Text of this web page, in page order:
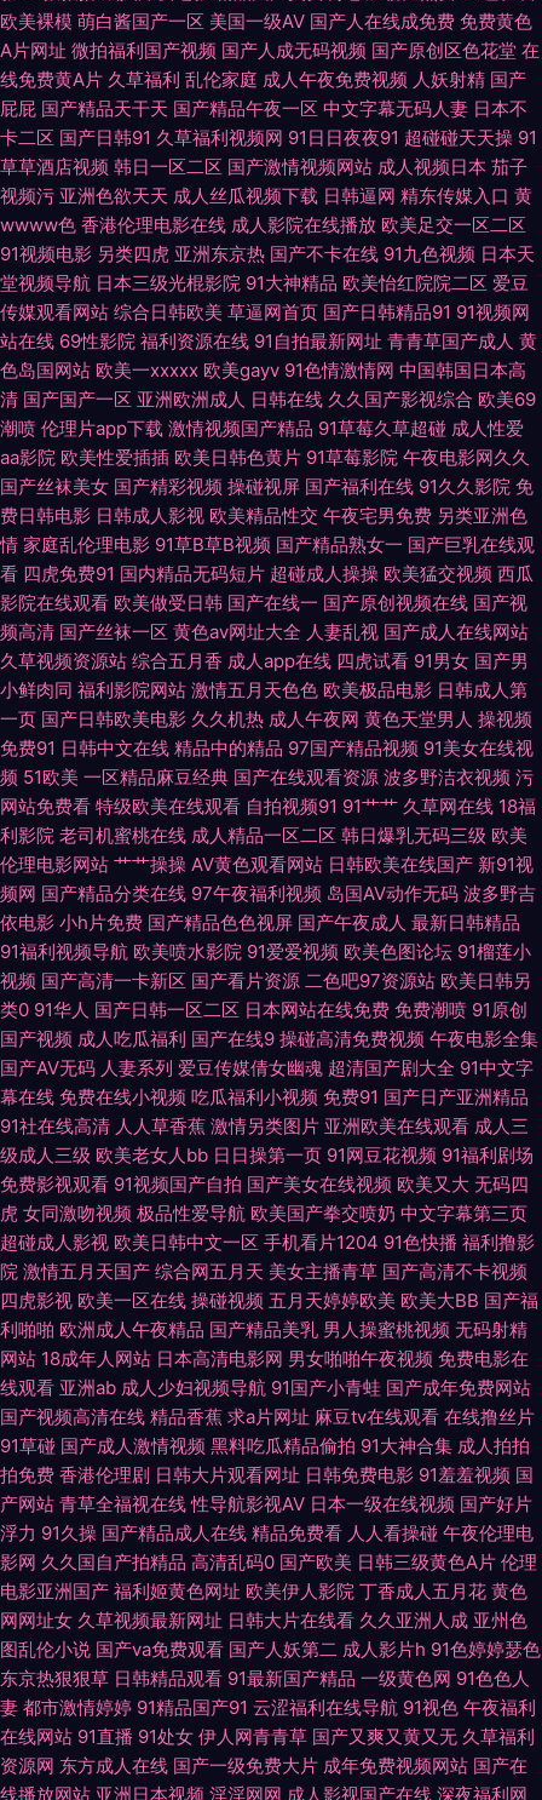
天最新av资源网 在线婷婷成人伊人 国产免费一区 色色下载 超碰av女士 国产
极品TS 九九热羞羞 色导航 亚洲黄色免费视频 08影院在线 w亚洲欧美精品
国产片自拍 人人色人人黄 香蕉tv 最新天天操夜夜撸av 豆花视频吃瓜 久久黄
网海角伦理精品免费 久久嫩草 亚洲人人91传媒久久久 91区国产 青青草导航
日日插日日骑 香港网址导航 中文字幕波多野 91性情软件 久久 青草视频在线
看 日韩三驹网址 亚欧黄色视频 最新色吊丝 久草精品www 人人操屄色婷婷
大香绝 日韩欧美国内 五月婷婷开心网 91视频观看网站 www色偷偷 国产第
14页 久久久九九精品 欧美专区 伊人av激情网 91青娱乐在线直播 sss欧美视
频 大香蕉超碰99 人人爱人人夹 色撸撸综合网站 亚洲国产剧情 中文字幕第2
页 91在线观看玖玖 国产久久草 免费观看肏 人人人操操操日韩 色中色网址入
口 91国精产品自 俺去搞俺去也 国产一区二区网址 乱丝袜伦 人人操人人舔人
人妻 亚韩精品 91狼人社 爱婷婷影院 东京热资源站 久草福利导航 日韩精品入
口专区 亚洲午夜影视 91妈妈网调教 DVD人人爽人人添人人乐 免费韩国 日韩
擦擦人妻AV 五月婷婷超碰 长泽奈央种子 白丝喷水一区 国产毛片网 蜜桃羞羞
91 日本狠狠色 无码卡一 69精品网站 AV性福导航 福利姬午夜桃色 久久国产
视频爽片 人人操人人妇 午夜剧场影院宅男 91网站在线浏览 超碰在线人妻不
卡 人人操人人操人人妻 亚洲国产在 91在线播放蜜桃 超碰人妻人人玩人人爱
人人超碰人人人人人 亚洲一区二区av 亚洲人成无码网www 青青草精品在线
神马电影网伦理 69久久精品人人操人妻人人玩 成人AV色色 日韩a级一片 91
超碰人人 超碰疯狂干 美女搞黄 色情微电影 野花西瓜影院 av人人操人人操
国产白拍第51页 免费黄色av操逼麻豆网站麻豆 午夜无码八区 成人融淫网 老
司机777黄色网 日韩社区 2026国产毛片 超碰人操人 精品伊人久久久久久久
艹 日本A级片中文字幕 91瑟瑟 精品伊伊人 人人AV资源 香蕉app高清 91猫先
生在线 肏屄在线看 久久cccc 人人人人射 神马午夜电影 91超碰人人操人人
摸 欧洲成品大片 五月色情 影院在线 97在线视频欧洲 国产精品自拍一二三四
九色 蜜桃视频网址导航 日本高清色 天美精品视频在线观看 大香蕉青草原 麻
豆91国产传媒 日韩免费播放 在线变态另类 97国语精品自 超碰人人草人妻97
精品福利探花 欧美老女人另类 日本乱淫 成人国产精品天天操午夜视频 涩涩
久综合 惊艳妩媚内衣模特妩媚写真 欧美乱性网址 国产伪娘91 91人人sp 五月
丁香操逼网 青春草在线播放 狼狼色色综合网站 第一福利视频 91蜜桃黑人人
欧美裸模 萌白酱国产一区 美国一级AV 国产人在线成免费 免费黄色
A片网址 微拍福利国产视频 国产人成无码视频 国产原创区色花堂 在
线免费黄A片 久草福利 乱伦家庭 成人午夜免费视频 人妖射精 国产
屁屁 国产精品天干天 国产精品午夜一区 中文字幕无码人妻 日本不
卡二区 国产日韩91 久草福利视频网 91日日夜夜91 超碰碰天天操 91
草草酒店视频 韩日一区二区 国产激情视频网站 成人视频日本 茄子
视频污 亚洲色欲天天 成人丝瓜视频下载 日韩逼网 精东传媒入口 黄
wwww色 香港伦理电影在线 成人影院在线播放 欧美足交一区二区
91视频电影 另类四虎 亚洲东京热 国产不卡在线 91九色视频 日本天
堂视频导航 日本三级光棍影院 91大神精品 欧美怡红院院二区 爱豆
传媒观看网站 综合日韩欧美 草逼网首页 国产日韩精品91 91视频网
站在线 69性影院 福利资源在线 91自拍最新网址 青青草国产成人 黄
色岛国网站 欧美一xxxxx 欧美gayv 91色情激情网 中国韩国日本高
清 国产国产一区 亚洲欧洲成人 日韩在线 久久国产影视综合 欧美69
潮喷 伦理片app下载 激情视频国产精品 91草莓久草超碰 成人性爱
aa影院 欧美性爱插插 欧美日韩色黄片 91草莓影院 午夜电影网久久
国产丝袜美女 国产精彩视频 操碰视屏 国产福利在线 91久久影院 免
费日韩电影 日韩成人影视 欧美精品性交 午夜宅男免费 另类亚洲色
情 家庭乱伦理电影 91草B草B视频 国产精品熟女一 国产巨乳在线观
看 四虎免费91 国内精品无码短片 超碰成人操操 欧美猛交视频 西瓜
影院在线观看 欧美做受日韩 国产在线一 国产原创视频在线 国产视
频高清 国产丝袜一区 黄色av网址大全 人妻乱视 国产成人在线网站
久草视频资源站 综合五月香 成人app在线 四虎试看 91男女 国产男
小鲜肉同 福利影院网站 激情五月天色色 欧美极品电影 日韩成人第
一页 国产日韩欧美电影 久久机热 成人午夜网 黄色天堂男人 操视频
免费91 日韩中文在线 精品中的精品 97国产精品视频 91美女在线视
频 51欧美 一区精品麻豆经典 国产在线观看资源 波多野洁衣视频 污
网站免费看 特级欧美在线观看 自拍视频91 91艹艹 久草网在线 18福
利影院 老司机蜜桃在线 成人精品一区二区 韩日爆乳无码三级 欧美
伦理电影网站 艹艹操操 AV黄色观看网站 日韩欧美在线国产 新91视
频网 国产精品分类在线 97午夜福利视频 岛国AV动作无码 波多野吉
依电影 小h片免费 国产精品色色视屏 国产午夜成人 最新日韩精品
91福利视频导航 欧美喷水影院 91爱爱视频 欧美色图论坛 91榴莲小
视频 国产高清一卡新区 国产看片资源 二色吧97资源站 欧美日韩另
类0 91华人 国产日韩一区二区 日本网站在线免费 免费潮喷 91原创
国产视频 成人吃瓜福利 国产在线9 操碰高清免费视频 午夜电影全集
国产AV无码 人妻系列 爱豆传媒倩女幽魂 超清国产剧大全 91中文字
幕在线 免费在线小视频 吃瓜福利小视频 免费91 国产日产亚洲精品
91社在线高清 人人草香蕉 激情另类图片 亚洲欧美在线观看 成人三
级成人三级 欧美老女人bb 日日操第一页 91网豆花视频 91福利剧场
免费影视观看 91视频国产自拍 国产美女在线视频 欧美又大 无码四
虎 女同激吻视频 极品性爱导航 欧美国产拳交喷奶 中文字幕第三页
超碰成人影视 欧美日韩中文一区 手机看片1204 91色快播 福利撸影
院 激情五月天国产 综合网五月天 美女主播青草 国产高清不卡视频
四虎影视 欧美一区在线 操碰视频 五月天婷婷欧美 欧美大BB 国产福
利啪啪 欧洲成人午夜精品 国产精品美乳 男人操蜜桃视频 无码射精
网站 18成年人网站 日本高清电影网 男女啪啪午夜视频 免费电影在
线观看 亚洲ab 成人少妇视频导航 91国产小青蛙 国产成年免费网站
国产视频高清在线 精品香蕉 求a片网址 麻豆tv在线观看 在线撸丝片
91草碰 国产成人激情视频 黑料吃瓜精品偷拍 91大神合集 成人拍拍
拍免费 香港伦理剧 日韩大片观看网址 日韩免费电影 91羞羞视频 国
产网站 青草全福视在线 性导航影视AV 日本一级在线视频 国产好片
浮力 91久操 国产精品成人在线 精品免费看 人人看操碰 午夜伦理电
影网 久久国自产拍精品 高清乱码0 国产欧美 日韩三级黄色A片 伦理
电影亚洲国产 福利姬黄色网址 欧美伊人影院 丁香成人五月花 黄色
网网址女 久草视频最新网址 日韩大片在线看 久久亚洲人成 亚州色
图乱伦小说 国产va免费观看 国产人妖第二 成人影片h 91色婷婷瑟色
东京热狠狠草 日韩精品观看 91最新国产精品 一级黄色网 91色色人
妻 都市激情婷婷 91精品国产91 云涩福利在线导航 91视色 午夜福利
在线网站 91直播 91处女 伊人网青青草 国产又爽又黄又无 久草福利
资源网 东方成人在线 国产一级免费大片 成年免费视频网站 国产在
线播放网站 亚洲日本视频 淫淫网网 成人影视国产在线 深夜福利网